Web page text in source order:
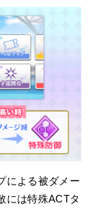
による被ダメー
には特殊ACTタ